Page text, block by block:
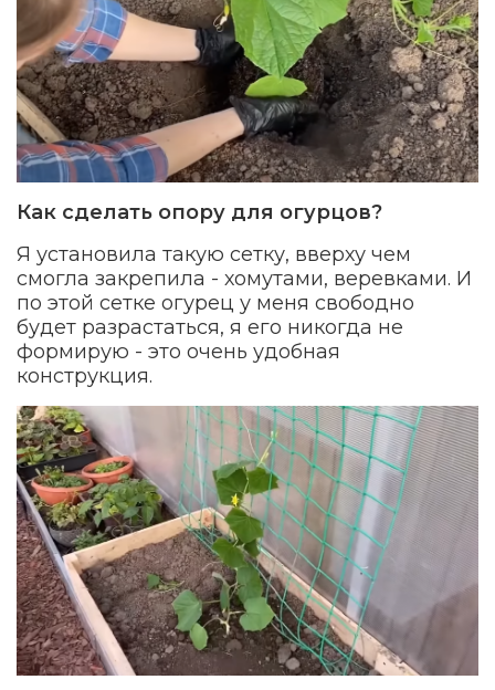
Как сделать опору для огурцов?
Я установила такую сетку, вверху чем
смогла закрепила - хомутами, веревками. И
по этой сетке огурец у меня свободно
будет разрастаться, я его никогда не
формирую - это очень удобная
конструкция.